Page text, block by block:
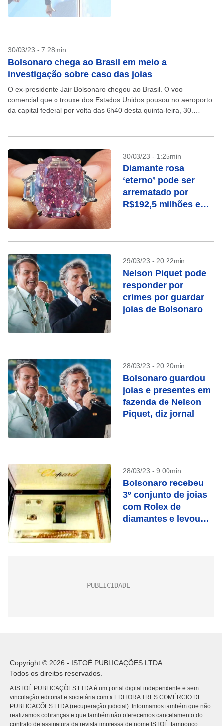
30/03/23 - 7:28min
Bolsonaro chega ao Brasil em meio a
investigação sobre caso das joias
O ex-presidente Jair Bolsonaro chegou ao Brasil. O voo
comercial que o trouxe dos Estados Unidos pousou no aeroporto
da capital federal por volta das 6h40 desta quinta-feira, 30.
30/03/23 - 1:25min
Diamante rosa
‘eterno’ pode ser
arrematado por
R$192,5 milhões em
29/03/23 - 20:22min
Nelson Piquet pode
responder por
crimes por guardar
joias de Bolsonaro
28/03/23 - 20:20min
Bolsonaro guardou
joias e presentes em
fazenda de Nelson
Piquet, diz jornal
28/03/23 - 9:00min
Bolsonaro recebeu
3º conjunto de joias
com Rolex de
diamantes e levou
Copyright © 2026 - ISTOÉ PUBLICAÇÕES LTDA
Todos os direitos reservados.
A ISTOÉ PUBLICAÇÕES LTDA é um portal digital independente e sem
vinculação editorial e societária com a EDITORA TRES COMÉRCIO DE
PUBLICACÕES LTDA (recuperação judicial). Informamos também que não
realizamos cobranças e que também não oferecemos cancelamento do
contrato de assinatura da revista impressa de nome ISTOÉ, tampouco